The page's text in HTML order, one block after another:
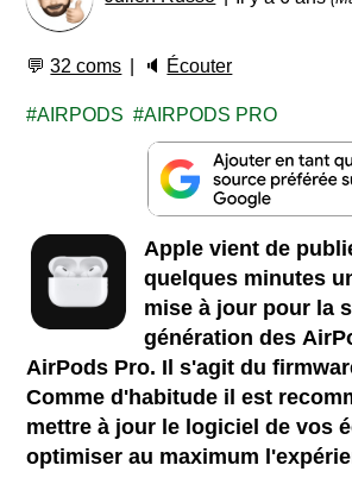
💬32 coms 🔈 Écouter
AIRPODS AIRPODS PRO
Apple vient de
quelques minutes
mise à jour pour la
génération des
AirPods Pro. Il s'agit du
Comme d'habitude il est
mettre à jour le logiciel de vos
optimiser au maximum